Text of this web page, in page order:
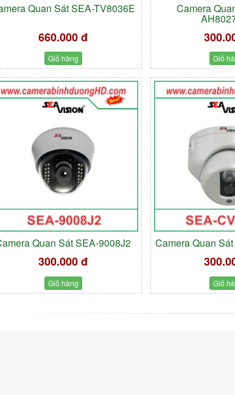
Quan Sát SEA-TV8036E
660.000 đ
Giỏ hàng
Camera
Giỏ
Quan Sát SEA-9008J2
300.000 đ
Giỏ hàng
Camera Quan
Giỏ